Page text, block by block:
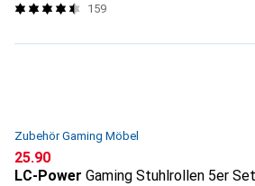
159
Zubehör Gaming Möbel
CHF
25.90
LC-Power Gaming Stuhlrollen 5er